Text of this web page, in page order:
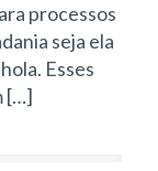
processos
seja ela
Esses
[…]